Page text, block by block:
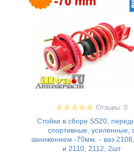
Отзывы: 0
Стойки в сборе SS20,
спортивные, усиленные,
занижением -70мм, - ваз
и 2110, 2112, 2шт